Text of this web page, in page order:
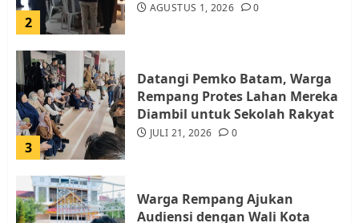
2
AGUSTUS 1, 2026 0
3
Datangi Pemko Batam, Warga
Rempang Protes Lahan Mereka
Diambil untuk Sekolah Rakyat
JULI 21, 2026 0
Warga Rempang Ajukan
Audiensi dengan Wali Kota